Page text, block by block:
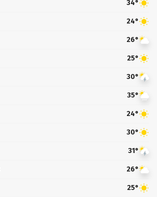
34°
24°
26°
25°
30°
35°
24°
30°
31°
26°
25°